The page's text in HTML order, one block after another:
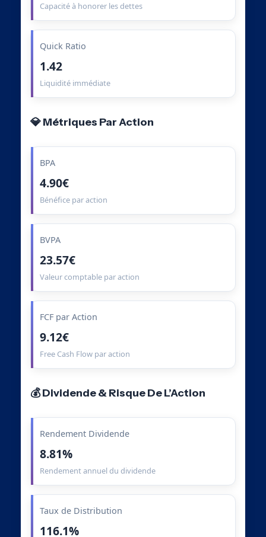
Capacité à honorer les dettes
Quick Ratio
1.42
Liquidité immédiate
💎 Métriques Par Action
BPA
4.90€
Bénéfice par action
BVPA
23.57€
Valeur comptable par action
FCF par Action
9.12€
Free Cash Flow par action
💰 Dividende & Risque De L’Action
Rendement Dividende
8.81%
Rendement annuel du dividende
Taux de Distribution
116.1%